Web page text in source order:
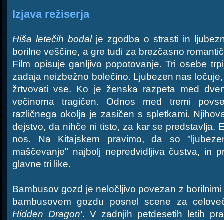
Izjava režiserja
Hiša letečih bodalje zgodba o strasti in
borilne veščine, a gre tudi za brezčasno
Film opisuje ganljivo popotovanje. Tri osebe
zadaja neizbežno bolečino. Ljubezen nas
žrtvovati vse. Ko je ženska razpeta med
večinoma tragičen. Odnos med tremi
različnega okolja je zasičen s spletkami.
dejstvo, da nihče ni tisto, za kar se predstavlja.
nos. Na Kitajskem pravimo, da so
maščevanje" najbolj nepredvidljiva čustva, in
glavne tri like.
Bambusov gozd je neločljivo povezan z
bambusovem gozdu posnel scene za
Hidden Dragon'. V zadnjih petdesetih letih